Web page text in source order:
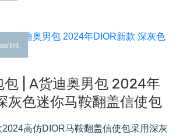
包 | A货迪奥男包 2024年
灰色迷你马鞍翻盖信使包
高仿DIOR马鞍翻盖信使包采用深灰